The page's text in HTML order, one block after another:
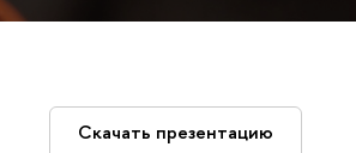
Скачать презентацию